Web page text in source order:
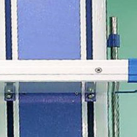
Oι επιφάνειες
AM-Clad
πληρούν όλα τα Ευρωπαϊκά
είναι βραδύκαυστα υλικά
άκαυστη επιφάνεια
αντέχουν σε χημικές
απλά PVC panels)